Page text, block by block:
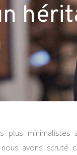
plus
nous avons